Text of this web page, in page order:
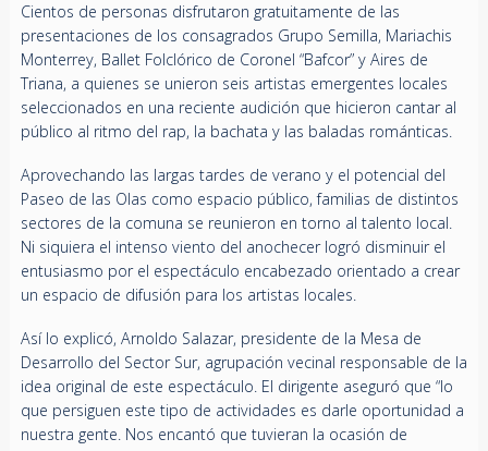
Cientos de personas disfrutaron gratuitamente de las
presentaciones de los consagrados Grupo Semilla, Mariachis
Monterrey, Ballet Folclórico de Coronel “Bafcor” y Aires de
Triana, a quienes se unieron seis artistas emergentes locales
seleccionados en una reciente audición que hicieron cantar al
público al ritmo del rap, la bachata y las baladas románticas.
Aprovechando las largas tardes de verano y el potencial del
Paseo de las Olas como espacio público, familias de distintos
sectores de la comuna se reunieron en torno al talento local.
Ni siquiera el intenso viento del anochecer logró disminuir el
entusiasmo por el espectáculo encabezado orientado a crear
un espacio de difusión para los artistas locales.
Así lo explicó, Arnoldo Salazar, presidente de la Mesa de
Desarrollo del Sector Sur, agrupación vecinal responsable de la
idea original de este espectáculo. El dirigente aseguró que “lo
que persiguen este tipo de actividades es darle oportunidad a
nuestra gente. Nos encantó que tuvieran la ocasión de